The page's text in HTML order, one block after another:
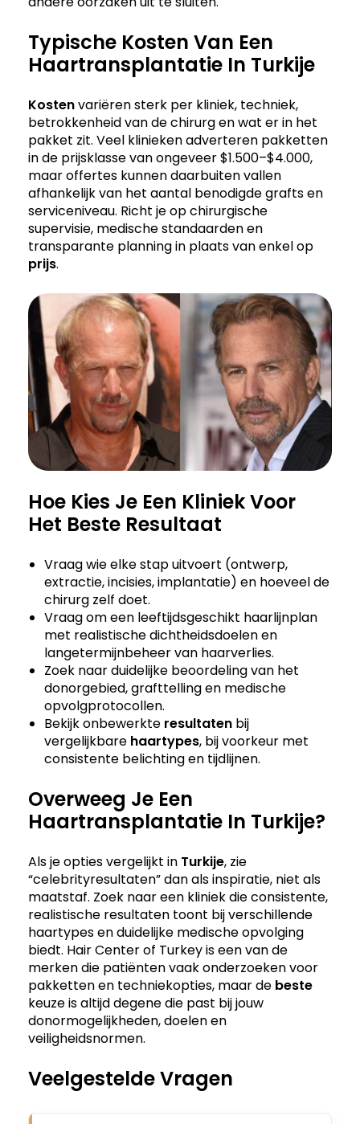
Typische Kosten Van Een
Haartransplantatie In Turkije
Kostenvariëren sterk per kliniek, techniek,
betrokkenheid van de chirurg en wat er in het
pakket zit. Veel klinieken adverteren pakketten
in de prijsklasse van ongeveer $1.500–$4.000,
maar offertes kunnen daarbuiten vallen
afhankelijk van het aantal benodigde grafts en
serviceniveau. Richt je op chirurgische
supervisie, medische standaarden en
transparante planning in plaats van enkel op
prijs.
Hoe Kies Je Een Kliniek Voor
Het Beste Resultaat
Vraag wie elke stap uitvoert (ontwerp,
extractie, incisies, implantatie) en hoeveel de
chirurg zelf doet.
Vraag om een leeftijdsgeschikt haarlijnplan
met realistische dichtheidsdoelen en
langetermijnbeheer van haarverlies.
Zoek naar duidelijke beoordeling van het
donorgebied, grafttelling en medische
opvolgprotocollen.
Bekijk onbewerkte resultaten bij
vergelijkbare haartypes, bij voorkeur met
consistente belichting en tijdlijnen.
Overweeg Je Een
Haartransplantatie In Turkije?
Als je opties vergelijkt in Turkije, zie
“celebrityresultaten” dan als inspiratie, niet als
maatstaf. Zoek naar een kliniek die consistente,
realistische resultaten toont bij verschillende
haartypes en duidelijke medische opvolging
biedt. Hair Center of Turkey is een van de
merken die patiënten vaak onderzoeken voor
pakketten en techniekopties, maar de beste
keuze is altijd degene die past bij jouw
donormogelijkheden, doelen en
veiligheidsnormen.
Veelgestelde Vragen